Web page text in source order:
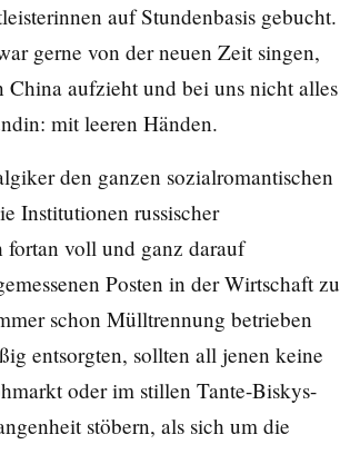
auf Stundenbasis gebucht.
gerne von der neuen Zeit singen,
aufzieht und bei uns nicht alles
mit leeren Händen.
den ganzen sozialromantischen
Institutionen russischer
fortan voll und ganz darauf
Posten in der Wirtschaft zu
schon Mülltrennung betrieben
entsorgten, sollten all jenen keine
oder im stillen Tante-Biskys-
stöbern, als sich um die